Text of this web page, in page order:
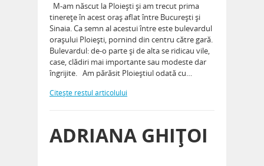
M-am născut la Ploieşti şi am trecut prima
tinereţe în acest oraş aflat între Bucureşti şi
Sinaia. Ca semn al acestui între este bulevardul
oraşului Ploieşti, pornind din centru către gară.
Bulevardul: de-o parte şi de alta se ridicau vile,
case, clădiri mai importante sau modeste dar
îngrijite. Am părăsit Ploieştiul odată cu…
Citeşte restul articolului
ADRIANA GHIŢOI